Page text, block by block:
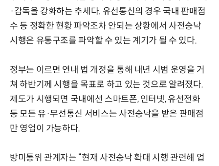
·감독을 강화하는 추세다. 유선통신의 경우 국내 판매점
수 등 정확한 현황 파악조차 안되는 상황에서 사전승낙
시행은 유통구조를 파악할 수 있는 계기가 될 수 있다.
정부는 이르면 연내 법 개정을 통해 내년 시범 운영을 거
쳐 하반기께 시행을 목표로 하고 있는 것으로 알려졌다.
제도가 시행되면 국내에선 스마트폰, 인터넷, 유선전화
등 모든 유·무선통신 서비스는 사전승낙을 받은 판매점
만 영업이 가능하다.
방미통위 관계자는 “현재 사전승낙 확대 시행 관련해 업